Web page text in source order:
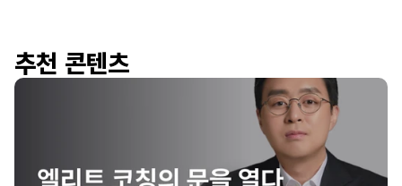
추천 콘텐츠